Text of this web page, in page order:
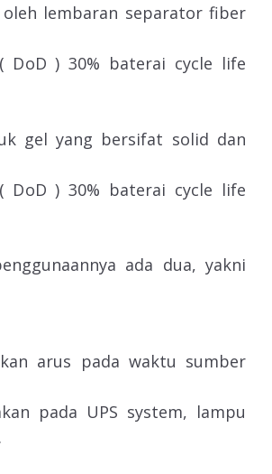
lembaran separator fiber
DoD ) 30% baterai cycle life
gel yang bersifat solid dan
DoD ) 30% baterai cycle life
ada dua, yakni
arus pada waktu sumber
pada UPS system, lampu